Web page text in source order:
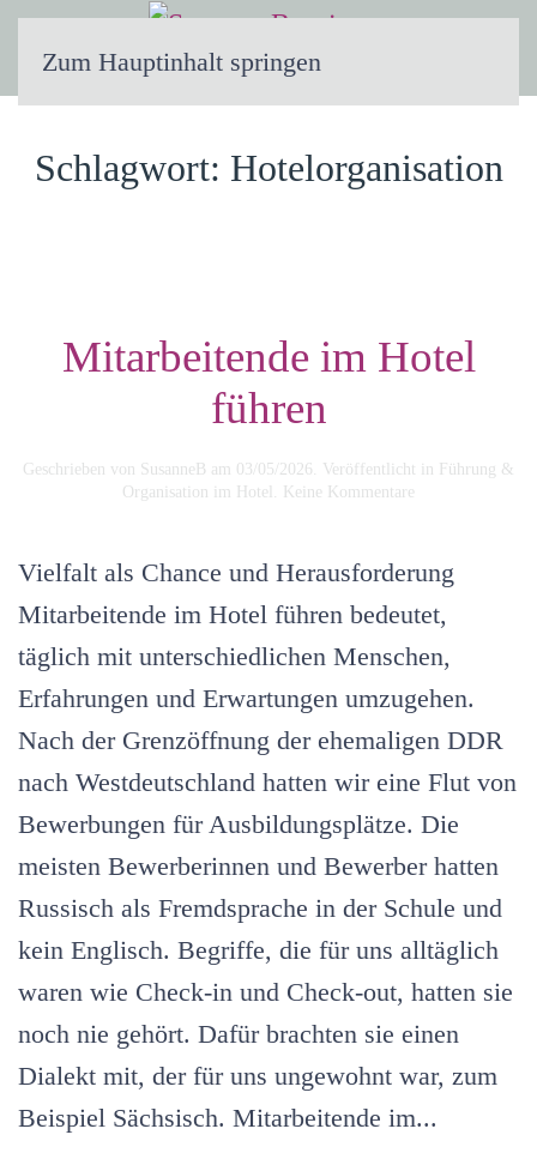
Zum Hauptinhalt springen
Schlagwort: Hotelorganisation
Mitarbeitende im Hotel
führen
Geschrieben von SusanneB am 03/05/2026. Veröffentlicht in
Führung &
Organisation im Hotel . Keine Kommentare
führen
Vielfalt als Chance und Herausforderung
Mitarbeitende im Hotel führen bedeutet,
täglich mit unterschiedlichen Menschen,
Erfahrungen und Erwartungen umzugehen.
Nach der Grenzöffnung der ehemaligen DDR
nach Westdeutschland hatten wir eine Flut von
Bewerbungen für Ausbildungsplätze. Die
meisten Bewerberinnen und Bewerber hatten
Russisch als Fremdsprache in der Schule und
kein Englisch. Begriffe, die für uns alltäglich
waren wie Check-in und Check-out, hatten sie
noch nie gehört. Dafür brachten sie einen
Dialekt mit, der für uns ungewohnt war, zum
Beispiel Sächsisch. Mitarbeitende im...